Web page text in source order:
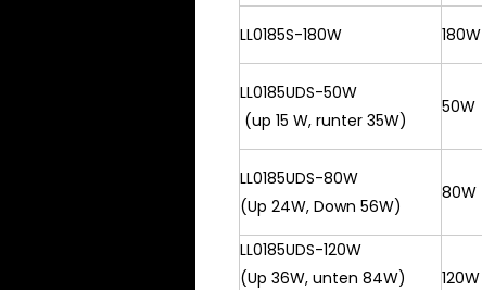
LL0185S-180W
180W
LL0185UDS-50W
(up 15 W, runter 35W)
50W
LL0185UDS-80W
(Up 24W, Down 56W)
80W
LL0185UDS-120W
(Up 36W, unten 84W)
120W